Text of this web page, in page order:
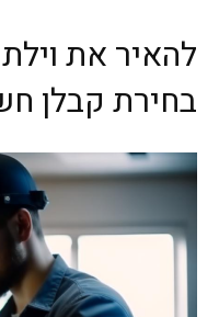
להאיר את
בחירת קבלן